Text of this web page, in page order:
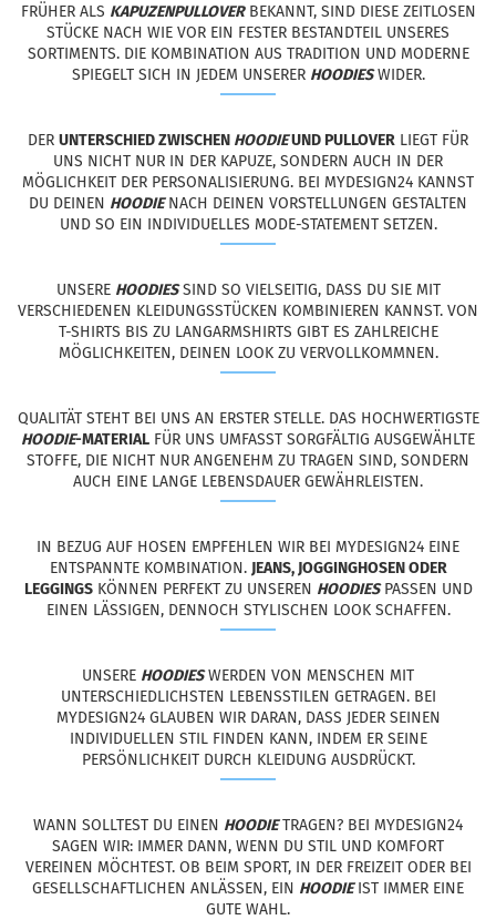
FRÜHER ALS KAPUZENPULLOVERBEKANNT, SIND DIESE ZEITLOSEN
STÜCKE NACH WIE VOR EIN FESTER BESTANDTEIL UNSERES
SORTIMENTS. DIE KOMBINATION AUS TRADITION UND MODERNE
SPIEGELT SICH IN JEDEM UNSERER HOODIESWIDER.
DER UNTERSCHIED ZWISCHEN HOODIEUND PULLOVER LIEGT FÜR
UNS NICHT NUR IN DER KAPUZE, SONDERN AUCH IN DER
MÖGLICHKEIT DER PERSONALISIERUNG. BEI MYDESIGN24 KANNST
DU DEINEN HOODIENACH DEINEN VORSTELLUNGEN GESTALTEN
UND SO EIN INDIVIDUELLES MODE-STATEMENT SETZEN.
UNSERE HOODIESSIND SO VIELSEITIG, DASS DU SIE MIT
VERSCHIEDENEN KLEIDUNGSSTÜCKEN KOMBINIEREN KANNST. VON
T-SHIRTS BIS ZU LANGARMSHIRTS GIBT ES ZAHLREICHE
MÖGLICHKEITEN, DEINEN LOOK ZU VERVOLLKOMMNEN.
QUALITÄT STEHT BEI UNS AN ERSTER STELLE. DAS HOCHWERTIGSTE
HOODIE-MATERIAL FÜR UNS UMFASST SORGFÄLTIG AUSGEWÄHLTE
STOFFE, DIE NICHT NUR ANGENEHM ZU TRAGEN SIND, SONDERN
AUCH EINE LANGE LEBENSDAUER GEWÄHRLEISTEN.
IN BEZUG AUF HOSEN EMPFEHLEN WIR BEI MYDESIGN24 EINE
ENTSPANNTE KOMBINATION. JEANS, JOGGINGHOSEN ODER
LEGGINGSKÖNNEN PERFEKT ZU UNSEREN HOODIESPASSEN UND
EINEN LÄSSIGEN, DENNOCH STYLISCHEN LOOK SCHAFFEN.
UNSERE HOODIESWERDEN VON MENSCHEN MIT
UNTERSCHIEDLICHSTEN LEBENSSTILEN GETRAGEN. BEI
MYDESIGN24 GLAUBEN WIR DARAN, DASS JEDER SEINEN
INDIVIDUELLEN STIL FINDEN KANN, INDEM ER SEINE
PERSÖNLICHKEIT DURCH KLEIDUNG AUSDRÜCKT.
WANN SOLLTEST DU EINEN HOODIETRAGEN? BEI MYDESIGN24
SAGEN WIR: IMMER DANN, WENN DU STIL UND KOMFORT
VEREINEN MÖCHTEST. OB BEIM SPORT, IN DER FREIZEIT ODER BEI
GESELLSCHAFTLICHEN ANLÄSSEN, EIN HOODIEIST IMMER EINE
GUTE WAHL.